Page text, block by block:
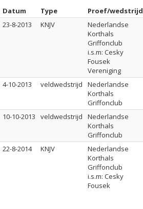
Datum Type Proef/wedstrijd
23-8-2013
KNJV
Nederlandse
Korthals
Griffonclub
i.s.m: Cesky
Fousek
Vereniging
4-10-2013 veldwedstrijd
Nederlandse
Korthals
Griffonclub
10-10-2013
veldwedstrijd
Nederlandse
Korthals
Griffonclub
22-8-2014 KNJV
Nederlandse
Korthals
Griffonclub
i.s.m: Cesky
Fousek